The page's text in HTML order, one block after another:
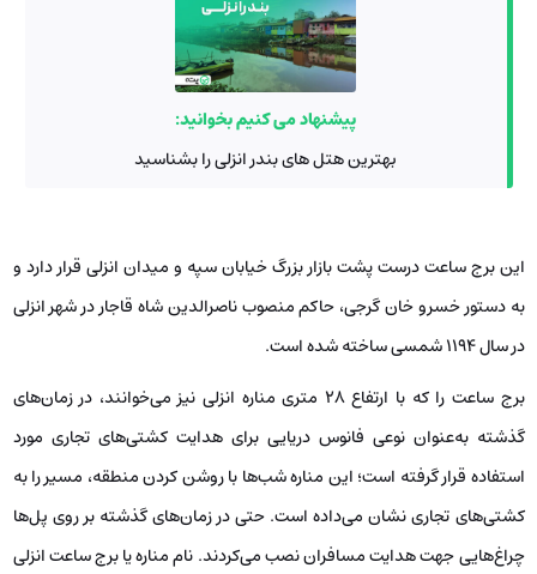
پیشنهاد می کنیم بخوانید:
بهترین هتل های بندر انزلی را بشناسید
این برج ساعت درست پشت بازار بزرگ خیابان سپه و میدان انزلی قرار دارد و
به دستور خسرو خان گرجی، حاکم منصوب ناصرالدین شاه قاجار در شهر انزلی
در سال 1194 شمسی ساخته شده است.
برج ساعت را که با ارتفاع 28 متری مناره انزلی نیز می‌خوانند، در زمان‌های
گذشته به‌عنوان نوعی فانوس دریایی برای هدایت کشتی‌های تجاری مورد
استفاده قرار گرفته است؛ این مناره شب‌ها با روشن کردن منطقه، مسیر را به
کشتی‌های تجاری نشان می‌داده است. حتی در زمان‌های گذشته بر روی پل‌ها
چراغ‌هایی جهت هدایت مسافران نصب می‌کردند. نام مناره یا برج ساعت انزلی